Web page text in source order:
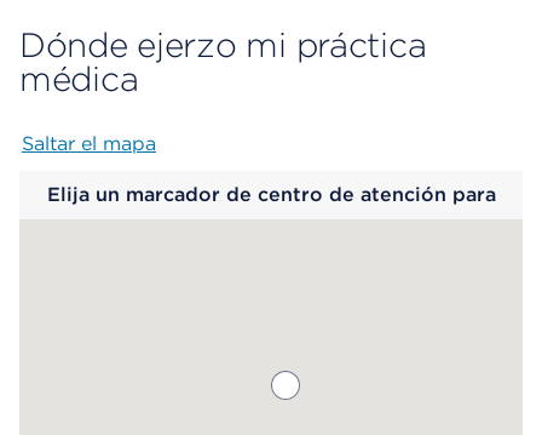
Dónde ejerzo mi práctica
médica
Saltar el mapa
Elija un marcador de centro de atención para